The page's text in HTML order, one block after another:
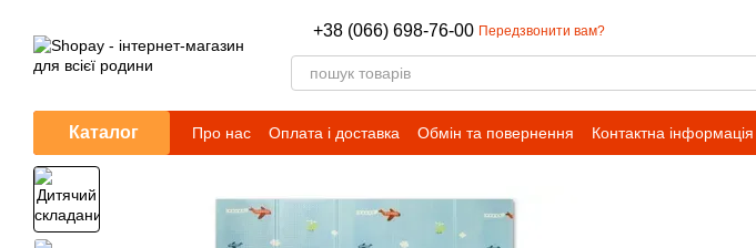
+38 (066) 698-76-00 Передзвонити вам?
Каталог Про нас Оплата і доставка Обмін та повернення Контактна інформація